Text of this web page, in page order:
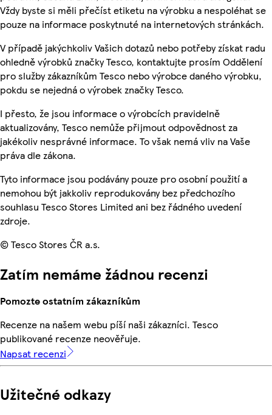
Vždy byste si měli přečíst etiketu na výrobku a nespoléhat se
pouze na informace poskytnuté na internetových stránkách.
V případě jakýchkoliv Vašich dotazů nebo potřeby získat radu
ohledně výrobků značky Tesco, kontaktujte prosím Oddělení
pro služby zákazníkům Tesco nebo výrobce daného výrobku,
pokdu se nejedná o výrobek značky Tesco.
I přesto, že jsou informace o výrobcích pravidelně
aktualizovány, Tesco nemůže přijmout odpovědnost za
jakékoliv nesprávné informace. To však nemá vliv na Vaše
práva dle zákona.
Tyto informace jsou podávány pouze pro osobní použití a
nemohou být jakkoliv reprodukovány bez předchozího
souhlasu Tesco Stores Limited ani bez řádného uvedení
zdroje.
© Tesco Stores ČR a.s.
Zatím nemáme žádnou recenzi
Pomozte ostatním zákazníkům
Recenze na našem webu píší naši zákazníci. Tesco
publikované recenze neověřuje.
Napsat recenzi
Užitečné odkazy